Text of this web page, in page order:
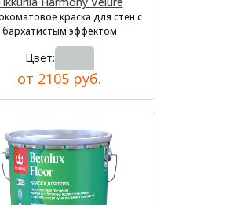
краска для стен с
бархатистым эффектом
Цвет:
от 2105 руб.